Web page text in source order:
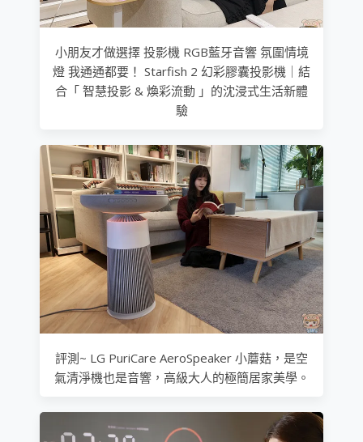
小朋友才做選擇 投影機 RGB藍牙音響 氛圍情境
燈 我通通都要！ Starfish 2 幻彩膠囊投影機｜結
合「 智慧投影 & 煥彩流動 」的沈浸式生活新體
驗
評測~ LG PuriCare AeroSpeaker 小蘑菇，是空
氣清淨機也是音響，高級大人的極簡居家美學。